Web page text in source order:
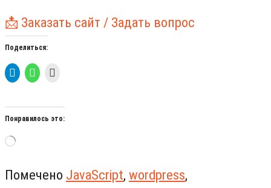
📩 Заказать сайт / Задать вопрос
Поделиться:
Понравилось это:
Помечено JavaScript, wordpress,